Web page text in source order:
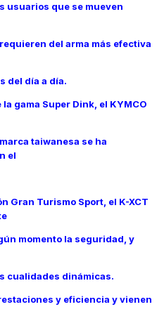
usuarios que se mueven
del arma más efectiva
del día a día.
gama Super Dink, el KYMCO
taiwanesa se ha
el
Gran Turismo Sport, el K-XCT
momento la seguridad, y
cualidades dinámicas.
y eficiencia y vienen